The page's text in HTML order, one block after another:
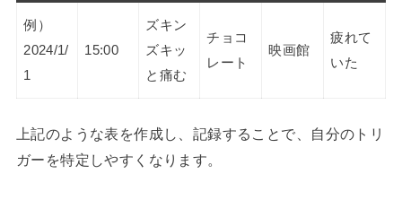
例）
2024/1/
1
15:00
ズキン
ズキッ
と痛む
チョコ
レート
映画館
疲れて
いた
上記のような表を作成し、記録することで、自分のトリ
ガーを特定しやすくなります。